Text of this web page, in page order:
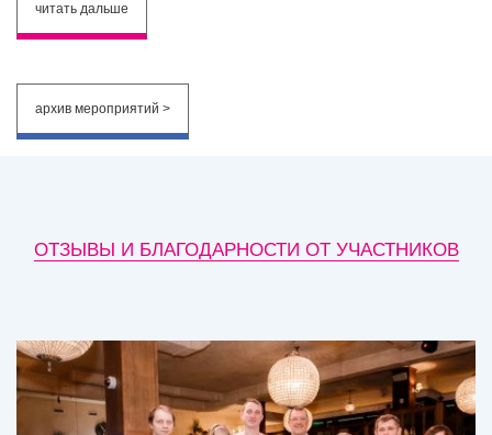
читать дальше
архив мероприятий >
ОТЗЫВЫ И БЛАГОДАРНОСТИ ОТ УЧАСТНИКОВ